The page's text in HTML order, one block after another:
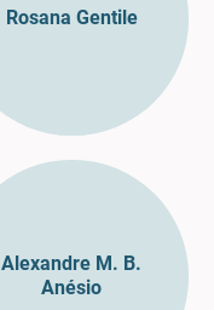
Rosana Gentile
Alexandre M. B.
Anésio